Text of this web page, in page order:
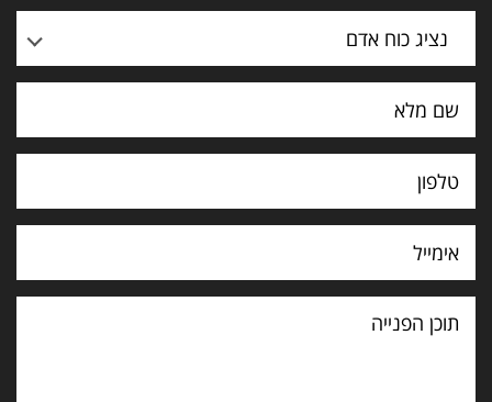
נציג כוח אדם
תוכן
הפנייה